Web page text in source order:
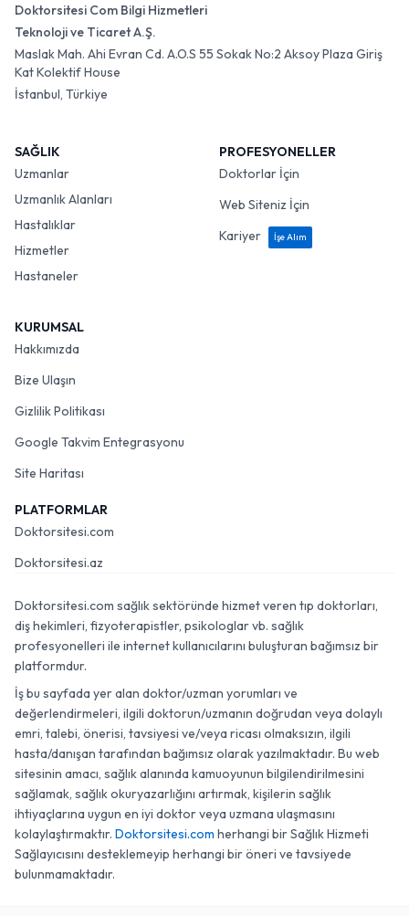
Doktorsitesi Com Bilgi Hizmetleri
Teknoloji ve Ticaret A.Ş.
Maslak Mah. Ahi Evran Cd. A.O.S 55 Sokak No:2 Aksoy Plaza Giriş
Kat Kolektif House
İstanbul, Türkiye
SAĞLIK
Uzmanlar
Uzmanlık Alanları
Hastalıklar
Hizmetler
Hastaneler
PROFESYONELLER
Doktorlar İçin
Web Siteniz İçin
Kariyer
İşe Alım
KURUMSAL
Hakkımızda
Bize Ulaşın
Gizlilik Politikası
Google Takvim Entegrasyonu
Site Haritası
PLATFORMLAR
Doktorsitesi.com
Doktorsitesi.az
Doktorsitesi.com sağlık sektöründe hizmet veren tıp doktorları,
diş hekimleri, fizyoterapistler, psikologlar vb. sağlık
profesyonelleri ile internet kullanıcılarını buluşturan bağımsız bir
platformdur.
İş bu sayfada yer alan doktor/uzman yorumları ve
değerlendirmeleri, ilgili doktorun/uzmanın doğrudan veya dolaylı
emri, talebi, önerisi, tavsiyesi ve/veya ricası olmaksızın, ilgili
hasta/danışan tarafından bağımsız olarak yazılmaktadır. Bu web
sitesinin amacı, sağlık alanında kamuoyunun bilgilendirilmesini
sağlamak, sağlık okuryazarlığını artırmak, kişilerin sağlık
ihtiyaçlarına uygun en iyi doktor veya uzmana ulaşmasını
kolaylaştırmaktır. Doktorsitesi.com herhangi bir Sağlık Hizmeti
Sağlayıcısını desteklemeyip herhangi bir öneri ve tavsiyede
bulunmamaktadır.